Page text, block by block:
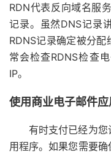
RDN代表反向域名服
记录。虽然DNS记录
RDNS记录确定被分
常会检查RDNS检查
IP。
使用商业电子邮件
有时支付已经为
用程序。如果您需要